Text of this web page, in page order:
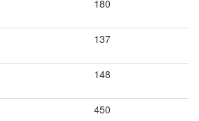
180
137
148
450